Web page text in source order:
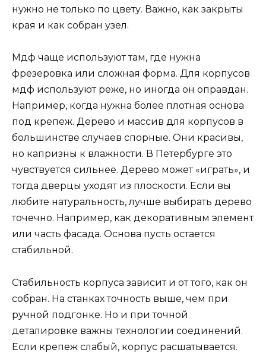
нужно не только по цвету. Важно, как закрыты
края и как собран узел.
Мдф чаще используют там, где нужна
фрезеровка или сложная форма. Для корпусов
мдф используют реже, но иногда он оправдан.
Например, когда нужна более плотная основа
под крепеж. Дерево и массив для корпусов в
большинстве случаев спорные. Они красивы,
но капризны к влажности. В Петербурге это
чувствуется сильнее. Дерево может «играть», и
тогда дверцы уходят из плоскости. Если вы
любите натуральность, лучше выбирать дерево
точечно. Например, как декоративным элемент
или часть фасада. Основа пусть остается
стабильной.
Стабильность корпуса зависит и от того, как он
собран. На станках точность выше, чем при
ручной подгонке. Но и при точной
деталировке важны технологии соединений.
Если крепеж слабый, корпус расшатывается.